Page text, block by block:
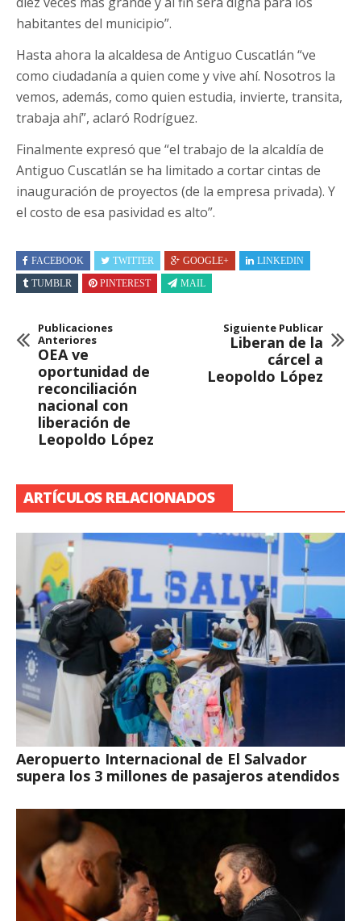
habitantes del municipio”.
Hasta ahora la alcaldesa de Antiguo Cuscatlán “ve
como ciudadanía a quien come y vive ahí. Nosotros la
vemos, además, como quien estudia, invierte, transita,
trabaja ahí”, aclaró Rodríguez.
Finalmente expresó que “el trabajo de la alcaldía de
Antiguo Cuscatlán se ha limitado a cortar cintas de
inauguración de proyectos (de la empresa privada). Y
el costo de esa pasividad es alto”.
FACEBOOK TWITTER GOOGLE+
LINKEDIN
TUMBLR
PINTEREST MAIL
Publicaciones
Anteriores
OEA ve
oportunidad de
reconciliación
nacional con
liberación de
Leopoldo López
Siguiente Publicar
Liberan de la
cárcel a
Leopoldo López
ARTÍCULOS RELACIONADOS
Aeropuerto Internacional de El Salvador
supera los 3 millones de pasajeros atendidos